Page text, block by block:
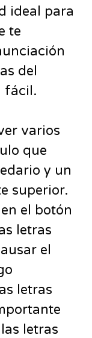
ideal para
te
del
fácil.
varios
que
y un
superior.
el botón
letras
el
letras
letras